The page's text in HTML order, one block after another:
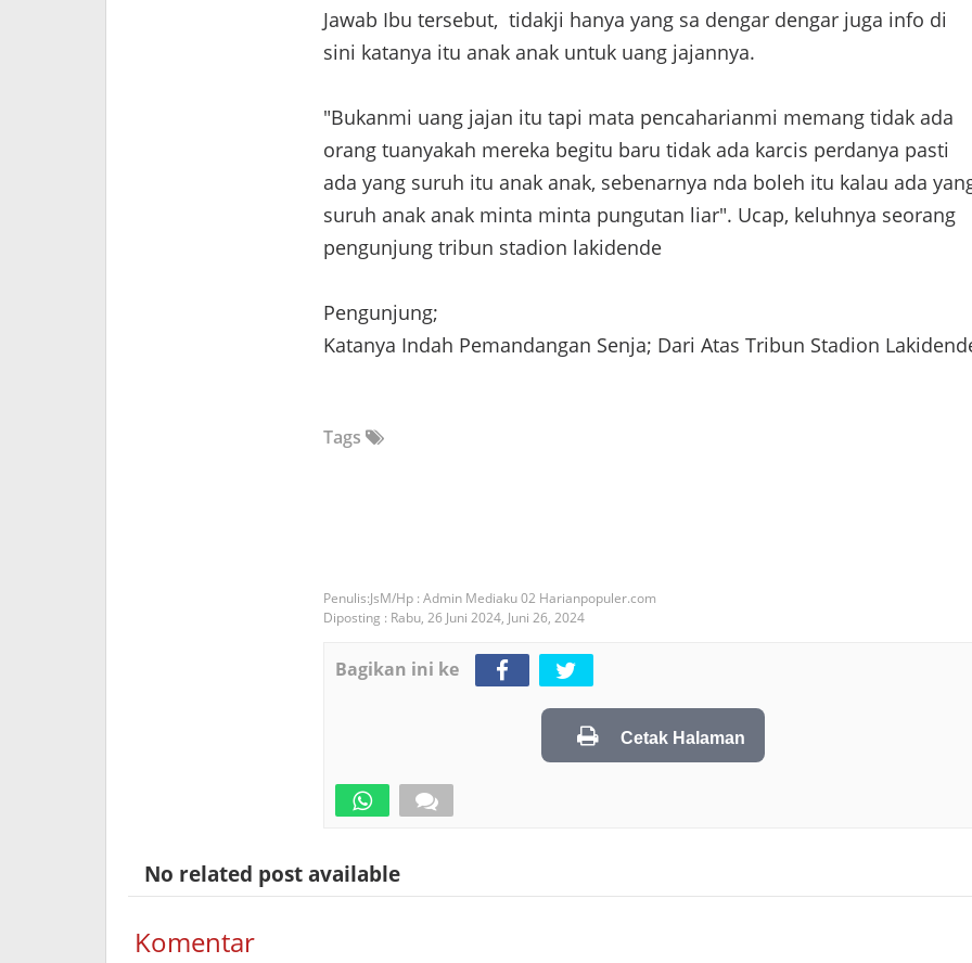
Jawab Ibu tersebut, tidakji hanya yang sa dengar dengar juga info di
sini katanya itu anak anak untuk uang jajannya.
"Bukanmi uang jajan itu tapi mata pencaharianmi memang tidak ada
orang tuanyakah mereka begitu baru tidak ada karcis perdanya pasti
ada yang suruh itu anak anak, sebenarnya nda boleh itu kalau ada
suruh anak anak minta minta pungutan liar". Ucap, keluhnya seorang
pengunjung tribun stadion lakidende
Pengunjung;
Katanya Indah Pemandangan Senja; Dari Atas Tribun Stadion
Tags
JsM/Hp : Admin Mediaku 02 Harianpopuler.com
Diposting : Rabu, 26 Juni 2024, Juni 26, 2024
Bagikan ini ke
Cetak Halaman
No related post available
Komentar